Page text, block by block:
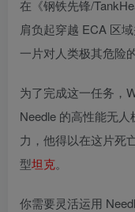
在《钢铁先锋/
肩负起穿越 ECA 区
一片对人类极其危险
为了完成这一任务，
Needle 的高性能无
力，他得以在这片死
型坦克。
你需要灵活运用